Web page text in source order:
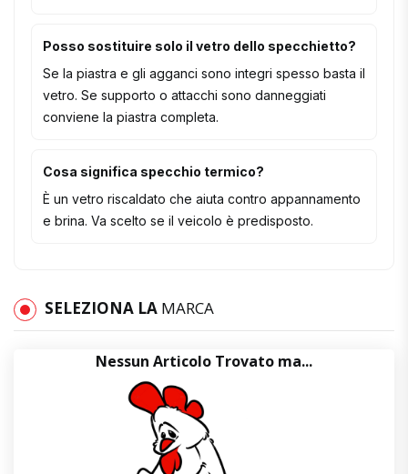
Posso sostituire solo il vetro dello specchietto?
Se la piastra e gli agganci sono integri spesso basta il
vetro. Se supporto o attacchi sono danneggiati
conviene la piastra completa.
Cosa significa specchio termico?
È un vetro riscaldato che aiuta contro appannamento
e brina. Va scelto se il veicolo è predisposto.
SELEZIONA LA MARCA
Nessun Articolo Trovato ma...